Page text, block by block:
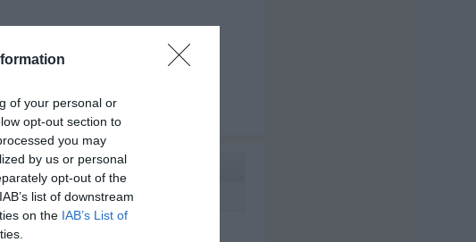
of your personal or
opt-out section to
you may
by us or personal
opt-out of the
list of downstream
on the IAB’s List of
war der Fall.